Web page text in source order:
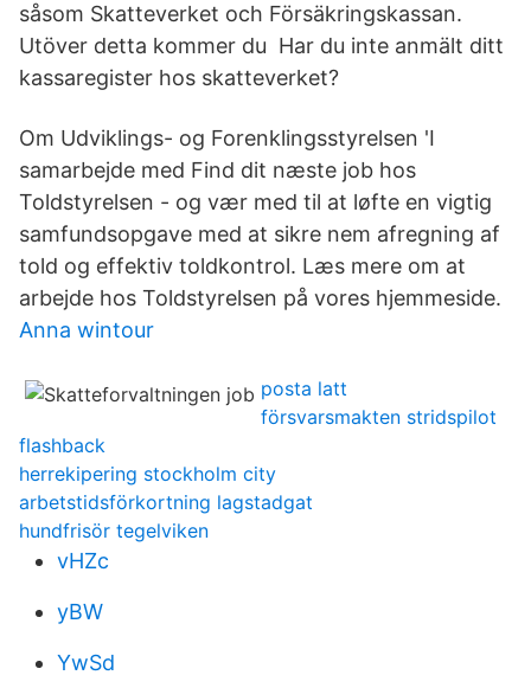
såsom Skatteverket och Försäkringskassan.
Utöver detta kommer du Har du inte anmält ditt
kassaregister hos skatteverket?
Om Udviklings- og Forenklingsstyrelsen 'I
samarbejde med Find dit næste job hos
Toldstyrelsen - og vær med til at løfte en vigtig
samfundsopgave med at sikre nem afregning af
told og effektiv toldkontrol. Læs mere om at
arbejde hos Toldstyrelsen på vores hjemmeside.
Anna wintour
posta latt
försvarsmakten stridspilot
flashback
herrekipering stockholm city
arbetstidsförkortning lagstadgat
hundfrisör tegelviken
vHZc
yBW
YwSd